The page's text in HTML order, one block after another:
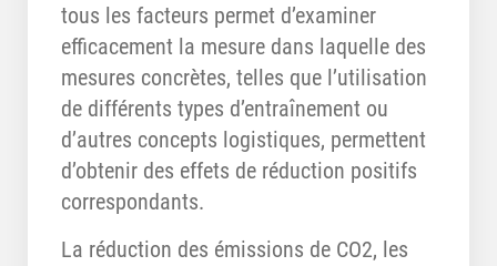
tous les facteurs permet d’examiner
efficacement la mesure dans laquelle des
mesures concrètes, telles que l’utilisation
de différents types d’entraînement ou
d’autres concepts logistiques, permettent
d’obtenir des effets de réduction positifs
correspondants.
La réduction des émissions de CO2, les